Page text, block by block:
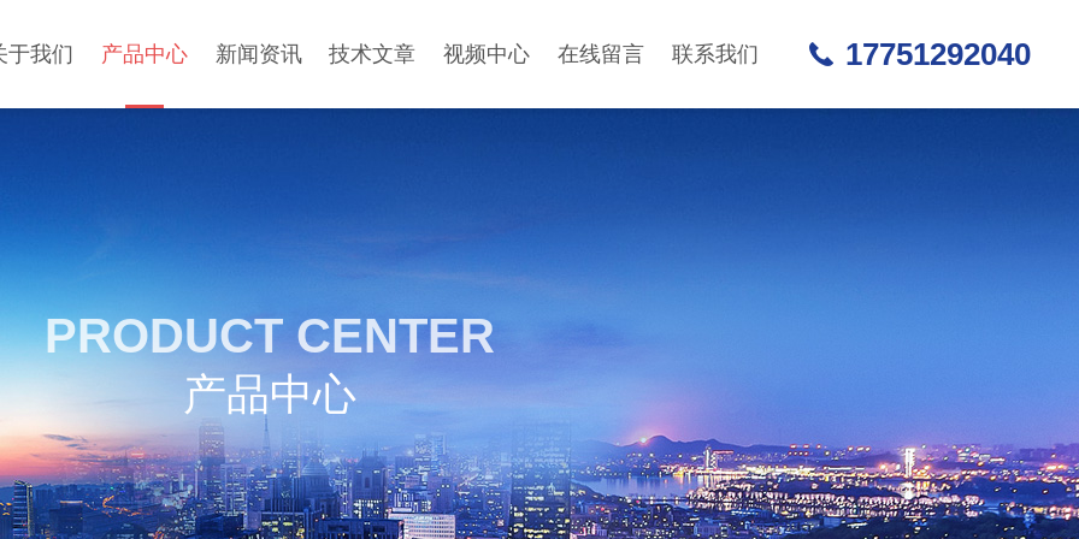
于我们 产品中心 新闻资讯 技术文章 视频中心 在线留言 联系我们 17751292040
PRODUCT CENTER
产品中心